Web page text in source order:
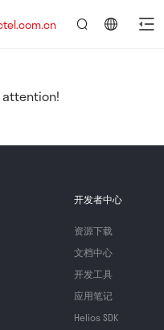
开发者中心
资源下载
文档中心
开发工具
应用笔记
Helios SDK